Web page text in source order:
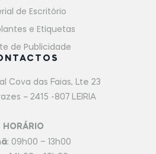
de Escritório
e Etiquetas
de Publicidade
Cova das Faias, Lte 23
– 2415 -807 LEIRIA
HORÁRIO
: 09h00 – 13h00